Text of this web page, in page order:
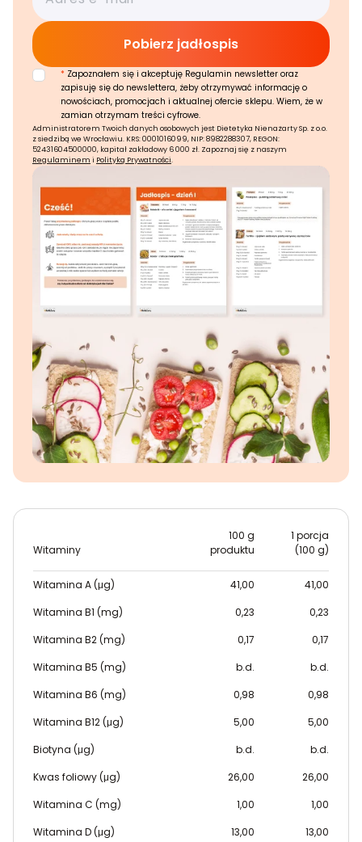
* Zapoznałem się i akceptuję Regulamin newsletter oraz
zapisuję się do newslettera, żeby otrzymywać informację o
nowościach, promocjach i aktualnej ofercie sklepu. Wiem, że w
zamian otrzymam treści cyfrowe.
Administratorem Twoich danych osobowych jest Dietetyka Nienażarty Sp. z o.o.
z siedzibą we Wrocławiu. KRS: 0001016099, NIP: 8982288307, REGON:
52431604500000, kapitał zakładowy 6 000 zł. Zapoznaj się z naszym
Regulaminem i Polityką Prywatności.
Witaminy
100 g
produktu
1 porcja
(100 g)
Witamina A (μg) 41,00
41,00
Witamina B1 (mg)
0,23
0,23
Witamina B2 (mg)
0,17
0,17
Witamina B5 (mg)
b.d.
b.d.
Witamina B6 (mg)
0,98
0,98
Witamina B12 (μg)
5,00
5,00
Biotyna (μg)
b.d.
b.d.
Kwas foliowy (μg)
26,00
26,00
Witamina C (mg)
1,00
1,00
Witamina D (μg)
13,00 13,00